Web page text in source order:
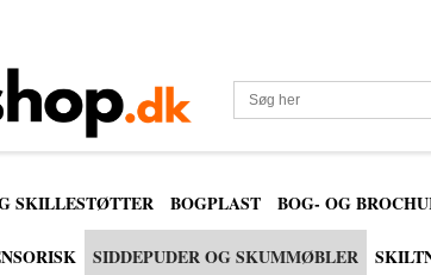
SKILLESTØTTER BOGPLAST BOG- OG
SIDDEPUDER OG SKUMMØBLER